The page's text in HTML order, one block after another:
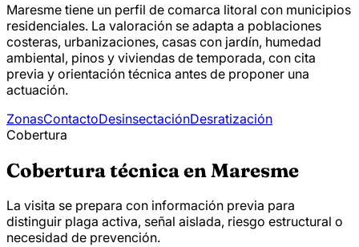
Maresme tiene un perfil de comarca litoral con municipios
residenciales. La valoración se adapta a poblaciones
costeras, urbanizaciones, casas con jardín, humedad
ambiental, pinos y viviendas de temporada, con cita
previa y orientación técnica antes de proponer una
actuación.
ZonasContactoDesinsectaciónDesratización
Cobertura
Cobertura técnica en Maresme
La visita se prepara con información previa para
distinguir plaga activa, señal aislada, riesgo estructural o
necesidad de prevención.